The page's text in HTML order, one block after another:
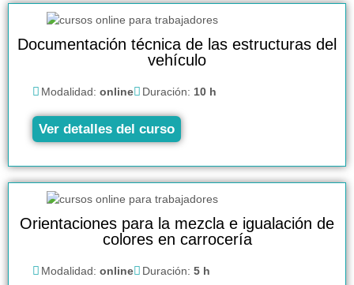
Documentación técnica de las estructuras del
vehículo
Modalidad: online Duración: 10 h
Ver detalles del curso
Orientaciones para la mezcla e igualación de
colores en carrocería
Modalidad: online Duración: 5 h